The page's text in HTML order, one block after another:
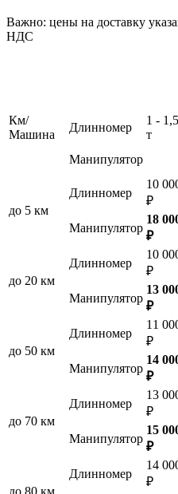
Важно: цены на доставку
НДС
Км/
Машина
Длинномер
1 - 1,5
т
Манипулятор
до 5 км
Длинномер
10
₽
Манипулятор
18
₽
до 20 км
Длинномер
10
₽
Манипулятор
13
₽
до 50 км
Длинномер
11
₽
Манипулятор
14
₽
до 70 км
Длинномер
13
₽
Манипулятор
15
₽
Длинномер
14
₽